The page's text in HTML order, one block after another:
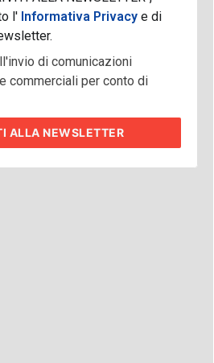
l'Informativa Privacy e di
di comunicazioni
commerciali per conto di
ALLA NEWSLETTER